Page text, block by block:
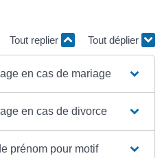
Tout replier Tout déplier
en cas de mariage
en cas de divorce
prénom pour motif